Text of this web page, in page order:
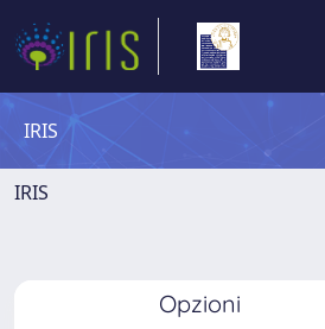
IRIS
IRIS
Opzioni